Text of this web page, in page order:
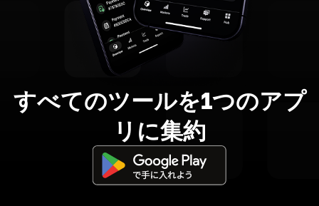
すべてのツールを1つのアプ
リに集約